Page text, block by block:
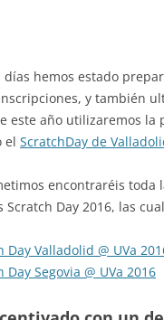
días hemos estado
y también
este año utilizaremos la
el ScratchDay de
encontraréis
Scratch Day 2016, las
Day Valladolid @ UVa
Day Segovia @ UVa 2016